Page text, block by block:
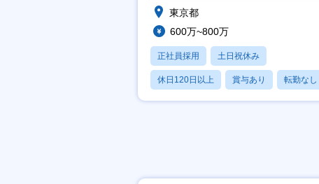
東京都
600万~800万
正社員採用 土日祝休み
休日120日以上 賞与あり 転勤なし